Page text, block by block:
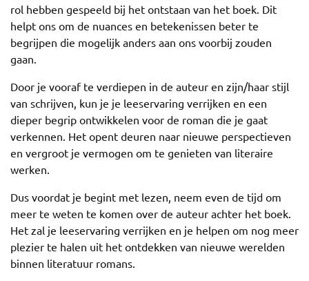
rol hebben gespeeld bij het ontstaan van het boek. Dit
helpt ons om de nuances en betekenissen beter te
begrijpen die mogelijk anders aan ons voorbij zouden
gaan.
Door je vooraf te verdiepen in de auteur en zijn/haar stijl
van schrijven, kun je je leeservaring verrijken en een
dieper begrip ontwikkelen voor de roman die je gaat
verkennen. Het opent deuren naar nieuwe perspectieven
en vergroot je vermogen om te genieten van literaire
werken.
Dus voordat je begint met lezen, neem even de tijd om
meer te weten te komen over de auteur achter het boek.
Het zal je leeservaring verrijken en je helpen om nog meer
plezier te halen uit het ontdekken van nieuwe werelden
binnen literatuur romans.